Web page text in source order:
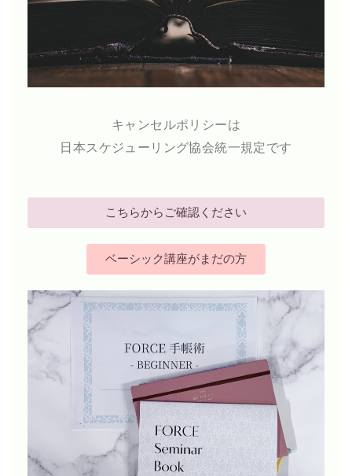
キャンセルポリシーは
日本スケジューリング協会統一規定です
こちらからご確認ください
ベーシック講座がまだの方